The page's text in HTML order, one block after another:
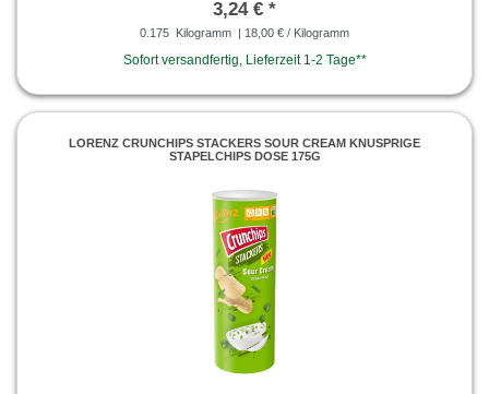
3,24 € *
0.175 Kilogramm | 18,00 € / Kilogramm
Sofort versandfertig, Lieferzeit 1-2 Tage**
LORENZ CRUNCHIPS STACKERS SOUR CREAM KNUSPRIGE
STAPELCHIPS DOSE 175G